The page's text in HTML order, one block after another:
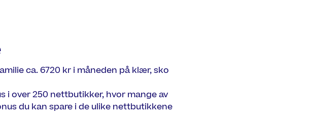
ca. 6720 kr i måneden på klær, sko
i over 250 nettbutikker, hvor mange av
du kan spare i de ulike nettbutikkene